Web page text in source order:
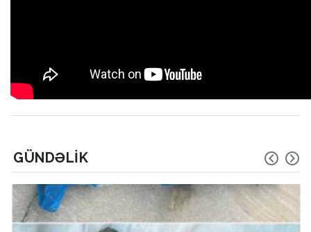
GÜNDƏLIK